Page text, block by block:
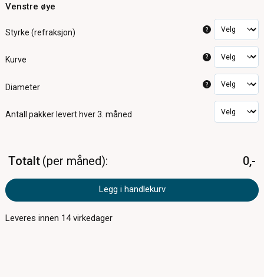
Venstre øye
Styrke (refraksjon) ?
Kurve ?
Diameter ?
Antall pakker levert hver 3. måned
Totalt per måned 0,-
Legg i handlekurv
Leveres innen 14virkedager